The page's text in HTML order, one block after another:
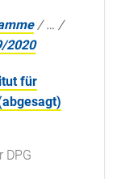
/… /
2020
für
DPG